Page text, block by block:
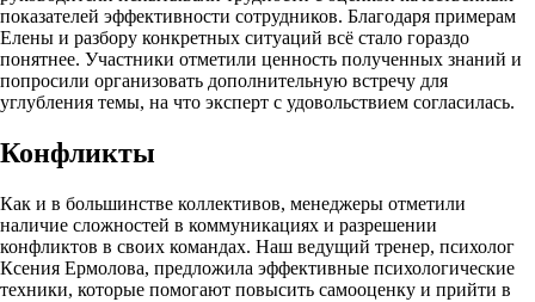
показателей эффективности сотрудников. Благодаря примерам
Елены и разбору конкретных ситуаций всё стало гораздо
понятнее. Участники отметили ценность полученных знаний и
попросили организовать дополнительную встречу для
углубления темы, на что эксперт с удовольствием согласилась.
Конфликты
Как и в большинстве коллективов, менеджеры отметили
наличие сложностей в коммуникациях и разрешении
конфликтов в своих командах. Наш ведущий тренер, психолог
Ксения Ермолова, предложила эффективные психологические
техники, которые помогают повысить самооценку и прийти в